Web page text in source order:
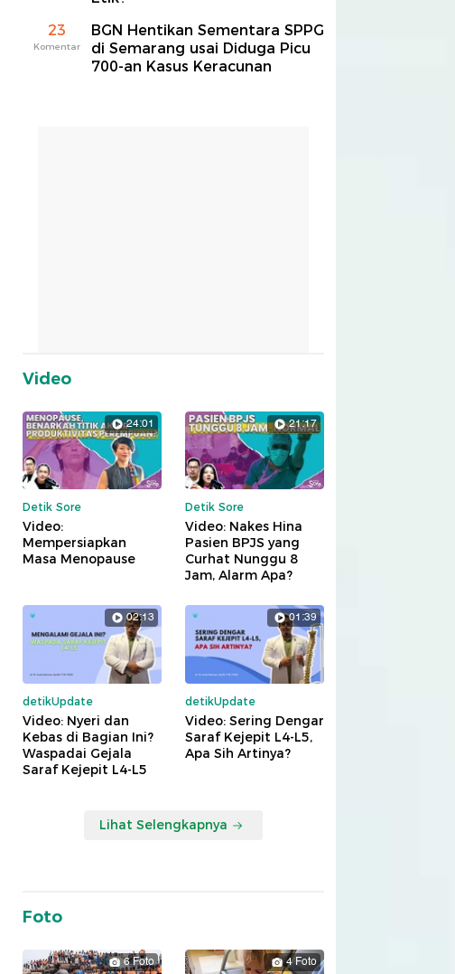
23
Komentar
BGN Hentikan Sementara SPPG
di Semarang usai Diduga Picu
700-an Kasus Keracunan
Video
24:01
Detik Sore
Video:
Mempersiapkan
Masa Menopause
21:17
Detik Sore
Video: Nakes Hina
Pasien BPJS yang
Curhat Nunggu 8
Jam, Alarm Apa?
02:13
detikUpdate
Video: Nyeri dan
Kebas di Bagian Ini?
Waspadai Gejala
Saraf Kejepit L4-L5
01:39
detikUpdate
Video: Sering Dengar
Saraf Kejepit L4-L5,
Apa Sih Artinya?
Lihat Selengkapnya
Foto
6 Foto 4 Foto